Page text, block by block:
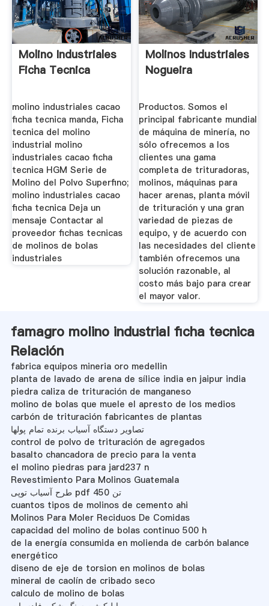
Molino Industriales
Ficha Tecnica
molino industriales cacao
ficha tecnica manda, Ficha
tecnica del molino
industrial molino
industriales cacao ficha
tecnica HGM Serie de
Molino del Polvo Superfino;
molino industriales cacao
ficha tecnica Deja un
mensaje Contactar al
proveedor fichas tecnicas
de molinos de bolas
industriales
Molinos Industriales
Nogueira
Productos. Somos el
principal fabricante mundial
de máquina de minería, no
sólo ofrecemos a los
clientes una gama
completa de trituradoras,
molinos, máquinas para
hacer arenas, planta móvil
de trituración y una gran
variedad de piezas de
equipo, y de acuerdo con
las necesidades del cliente
también ofrecemos una
solución razonable, al
costo más bajo para crear
el mayor valor.
famagro molino industrial ficha tecnica
Relación
fabrica equipos mineria oro medellin
planta de lavado de arena de sílice india en jaipur india
piedra caliza de trituración de manganeso
molino de bolas que muele el apresto de los medios
carbón de trituración fabricantes de plantas
تصاویر دستگاه آسیاب برنده تمام پولها
control de polvo de trituración de agregados
basalto chancadora de precio para la venta
el molino piedras para jard237 n
Revestimiento Para Molinos Guatemala
طرح آسیاب توپی pdf 450 تن
cuantos tipos de molinos de cemento ahi
Molinos Para Moler Reciduos De Comidas
capacidad del molino de bolas continuo 500 h
de la energía consumida en molienda de carbón balance
energético
diseno de eje de torsion en molinos de bolas
mineral de caolín de cribado seco
calculo de molino de bolas